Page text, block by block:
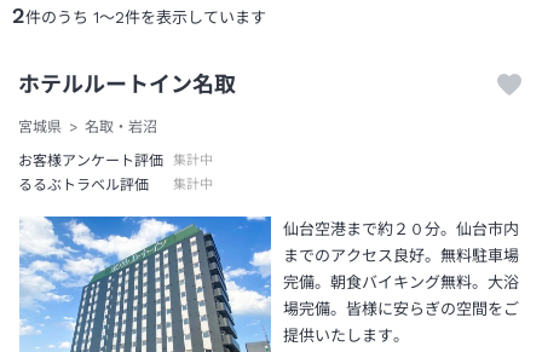
2件のうち 1～2件を表示しています
ホテルルートイン名取
宮城県
名取・岩沼
お客様アンケート評価
集計中
るるぶトラベル評価 集計中
仙台空港まで約２０分。仙台市内
までのアクセス良好。無料駐車場
完備。朝食バイキング無料。大浴
場完備。皆様に安らぎの空間をご
提供いたします。